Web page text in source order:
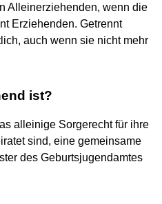
Alleinerziehenden, wenn die
Erziehenden. Getrennt
auch wenn sie nicht mehr
ist?
alleinige Sorgerecht für ihre
sind, eine gemeinsame
des Geburtsjugendamtes